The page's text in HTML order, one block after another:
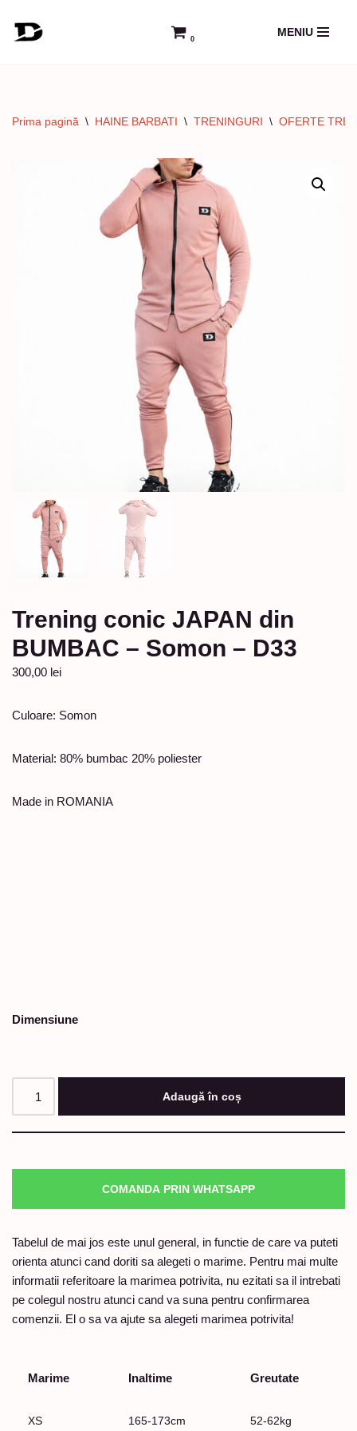
Sari
0
MENIU
Prima pagină \ HAINE BARBATI \ TRENINGURI \ OFERTE
Trening conic JAPAN din
BUMBAC – Somon – D33
300,00 lei
Culoare: Somon
Material: 80% bumbac 20% poliester
Made in ROMANIA
Dimensiune
Adaugă în coș
COMANDA PRIN WHATSAPP
Tabelul de mai jos este unul general, in functie de care va puteti
orienta atunci cand doriti sa alegeti o marime. Pentru mai multe
informatii referitoare la marimea potrivita, nu ezitati sa il intrebati
pe colegul nostru atunci cand va suna pentru confirmarea
comenzii. El o sa va ajute sa alegeti marimea potrivita!
Marime Inaltime Greutate
XS 165-173cm 52-62kg